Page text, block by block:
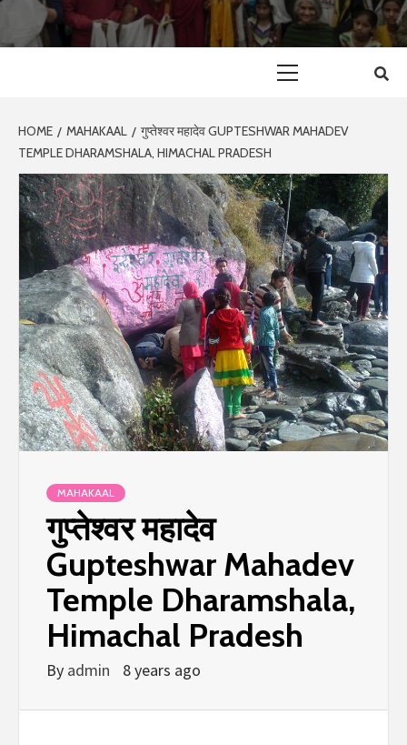
HOME MAHAKAAL
गुप्तेश्वर महादेव GUPTESHWAR MAHADEV
TEMPLE DHARAMSHALA, HIMACHAL PRADESH
MAHAKAAL
गुप्तेश्वर महादेव
Gupteshwar Mahadev
Temple Dharamshala,
Himachal Pradesh
By admin 8 years ago